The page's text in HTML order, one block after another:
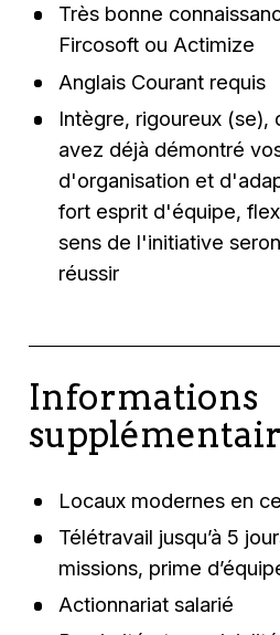
Très bonne
Fircosoft ou Actimize
Anglais Courant requis
Intègre, rigoureux (se),
avez déjà démontré
d'organisation et
fort esprit d'équipe,
sens de l'initiative
réussir
Informations
Locaux modernes en
Télétravail jusqu’à 5
missions, prime
Actionnariat salarié